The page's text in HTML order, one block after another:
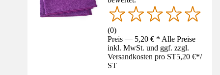
(0)
Preis — 5,20 € * Alle Preise
inkl. MwSt. und ggf. zzgl.
Versandkosten pro ST5,20 €*/
ST